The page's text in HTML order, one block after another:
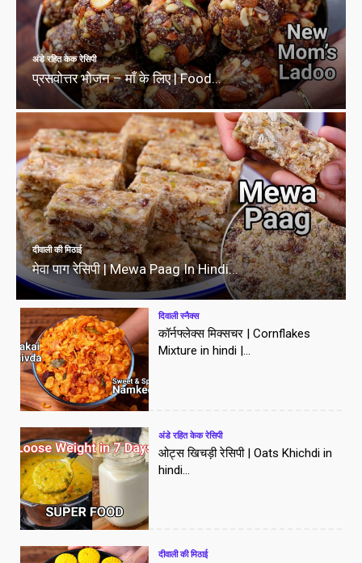
अंडे रहित केक रेसिपी
प्रसवोत्तर भोजन – माँ के लिए | Food...
दीवाली की मिठाई
मेवा पाग रेसिपी | Mewa Paag In Hindi...
दिवाली स्नैक्स
कॉर्नफ्लेक्स मिक्सचर | Cornflakes
Mixture in hindi |...
अंडे रहित केक रेसिपी
ओट्स खिचड़ी रेसिपी | Oats Khichdi in
hindi...
दीवाली की मिठाई